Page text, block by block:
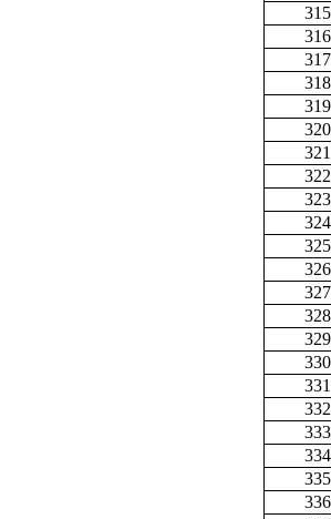
315
316
317
318
319
320
321
322
323
324
325
326
327
328
329
330
331
332
333
334
335
336